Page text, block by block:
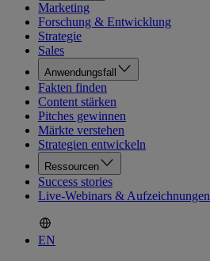
Marketing
Forschung & Entwicklung
Strategie
Sales
Anwendungsfall
Fakten finden
Content stärken
Pitches gewinnen
Märkte verstehen
Strategien entwickeln
Ressourcen
Success stories
Live-Webinars & Aufzeichnungen
EN